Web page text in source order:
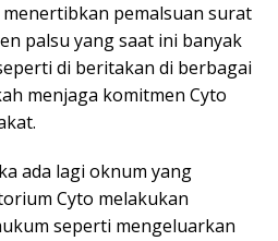
pemalsuan surat
palsu yang saat ini banyak
di beritakan di berbagai
menjaga komitmen Cyto
ada lagi oknum yang
Cyto melakukan
seperti mengeluarkan